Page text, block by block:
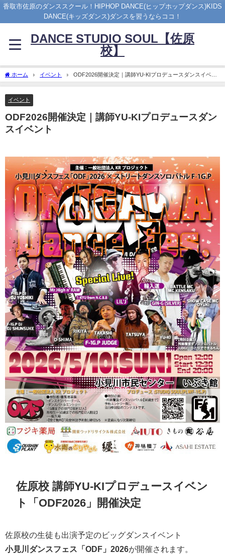
香取市佐原のダンススクール！HIPHOP DANCE(ヒップホップダンス)KIDS
DANCE(キッズダンス)ダンスを習うならココ！
DANCE STUDIO SOUL【佐原
校】
ホーム イベント
ODF2026開催決定｜講師YU-KIプロデュースダンスイベン
ト
イベント
ODF2026開催決定｜講師YU-KIプロデュースダン
スイベント
佐原校 講師YU-KIプロデュースイベン
ト「ODF2026」開催決定
佐原校の生徒も出演予定のビッグダンスイベント
小見川ダンスフェス「ODF」2026が開催されます。